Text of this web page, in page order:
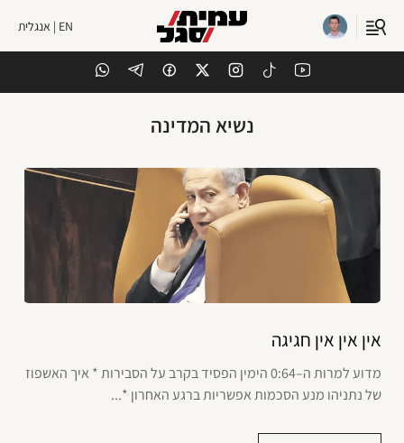
EN | אנגלית
נשיא המדינה
אין אין אין חגיגה
מדוע למרות ה–0:64 הימין הפסיד בקרב על הסבירות * איך האשפוז
של נתניהו מנע הסכמות אפשריות ברגע האחרון *...